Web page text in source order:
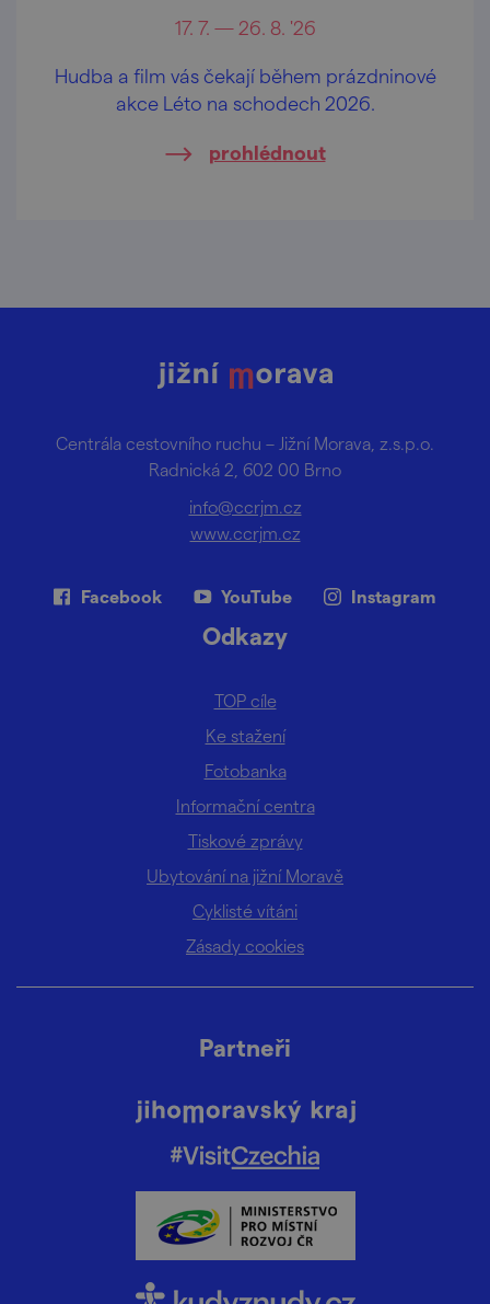
17. 7. — 26. 8. '26
Hudba a film vás čekají během prázdninové
akce Léto na schodech 2026.
prohlédnout
Centrála cestovního ruchu – Jižní Morava, z.s.p.o.
Radnická 2, 602 00 Brno
info@ccrjm.cz
www.ccrjm.cz
Facebook YouTube Instagram
Odkazy
TOP cíle
Ke stažení
Fotobanka
Informační centra
Tiskové zprávy
Ubytování na jižní Moravě
Cyklisté vítáni
Zásady cookies
Partneři